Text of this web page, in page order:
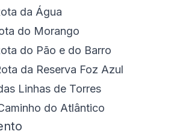
da Água
do Morango
do Pão e do Barro
da Reserva Foz Azul
Linhas de Torres
do Atlântico